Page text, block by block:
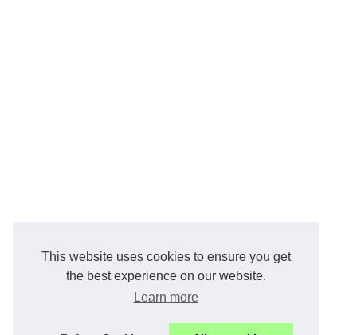
This website uses cookies to ensure you get
the best experience on our website.
Learn more